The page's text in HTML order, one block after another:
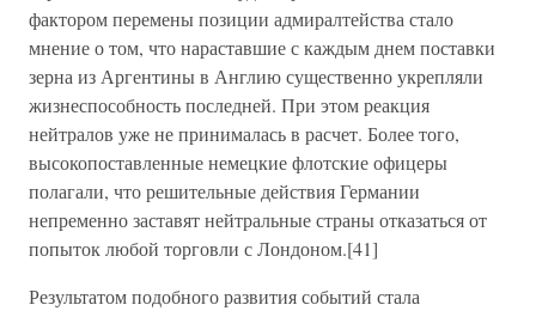
фактором перемены позиции адмиралтейства стало
мнение о том, что нараставшие с каждым днем поставки
зерна из Аргентины в Англию существенно укрепляли
жизнеспособность последней. При этом реакция
нейтралов уже не принималась в расчет. Более того,
высокопоставленные немецкие флотские офицеры
полагали, что решительные действия Германии
непременно заставят нейтральные страны отказаться от
попыток любой торговли с Лондоном.[41]
Результатом подобного развития событий стала